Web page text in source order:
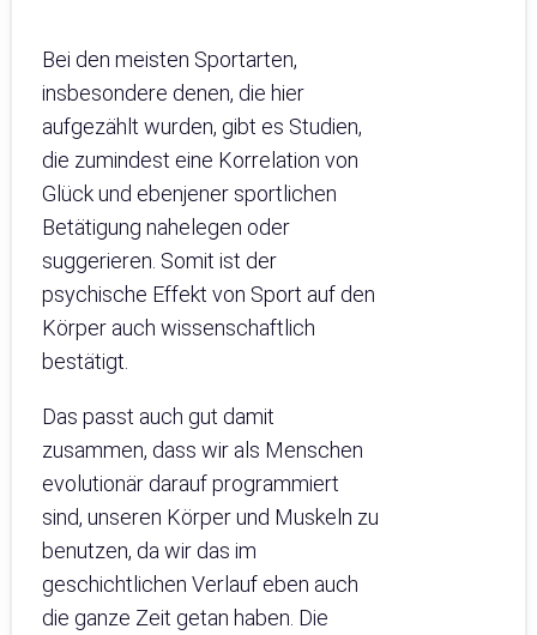
Bei den meisten Sportarten,
insbesondere denen, die hier
aufgezählt wurden, gibt es Studien,
die zumindest eine Korrelation von
Glück und ebenjener sportlichen
Betätigung nahelegen oder
suggerieren. Somit ist der
psychische Effekt von Sport auf den
Körper auch wissenschaftlich
bestätigt.
Das passt auch gut damit
zusammen, dass wir als Menschen
evolutionär darauf programmiert
sind, unseren Körper und Muskeln zu
benutzen, da wir das im
geschichtlichen Verlauf eben auch
die ganze Zeit getan haben. Die